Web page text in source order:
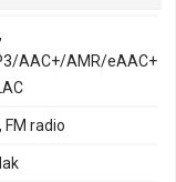
AAC+/AMR/eAAC+
FM radio